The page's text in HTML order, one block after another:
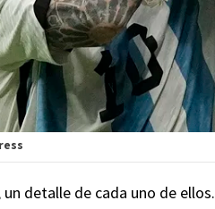
detalle de cada uno de ellos.